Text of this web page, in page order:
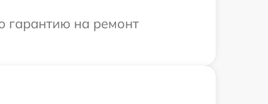
гарантию на ремонт